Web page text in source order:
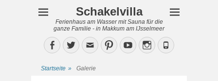
Schakelvilla
Ferienhaus am Wasser mit Sauna für die
ganze Familie - in Makkum am IJsselmeer
Facebook
TwitterEmailPinterestYouTubeInstagram
Phone
Startseite » Galerie